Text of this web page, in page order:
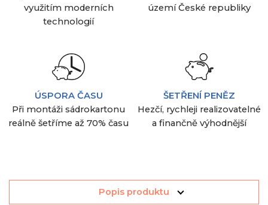
využitím moderních
technologií
území České republiky
ÚSPORA ČASU
Při montáži sádrokartonu
reálně šetříme až 70% času
ŠETŘENÍ PENĚZ
Hezčí, rychleji realizovatelné
a finančně výhodnější
Popis produktu